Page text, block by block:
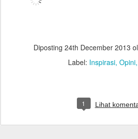
Diposting 24th December 2013
Label: Inspirasi Opini
1 Lihat